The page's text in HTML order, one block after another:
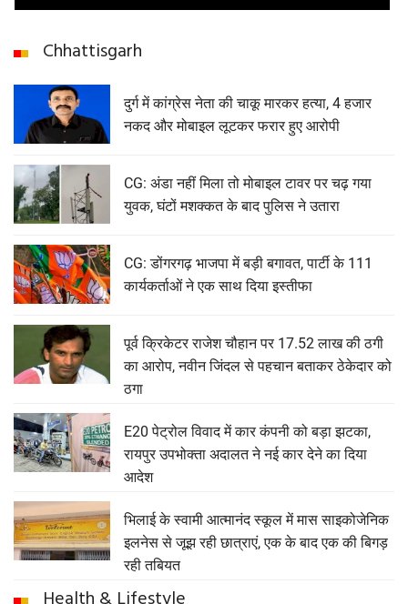
Chhattisgarh
दुर्ग में कांग्रेस नेता की चाकू मारकर हत्या, 4 हजार
नकद और मोबाइल लूटकर फरार हुए आरोपी
CG: अंडा नहीं मिला तो मोबाइल टावर पर चढ़ गया
युवक, घंटों मशक्कत के बाद पुलिस ने उतारा
CG: डोंगरगढ़ भाजपा में बड़ी बगावत, पार्टी के 111
कार्यकर्ताओं ने एक साथ दिया इस्तीफा
पूर्व क्रिकेटर राजेश चौहान पर 17.52 लाख की ठगी
का आरोप, नवीन जिंदल से पहचान बताकर ठेकेदार को
ठगा
E20 पेट्रोल विवाद में कार कंपनी को बड़ा झटका,
रायपुर उपभोक्ता अदालत ने नई कार देने का दिया
आदेश
भिलाई के स्वामी आत्मानंद स्कूल में मास साइकोजेनिक
इलनेस से जूझ रही छात्राएं, एक के बाद एक की बिगड़
रही तबियत